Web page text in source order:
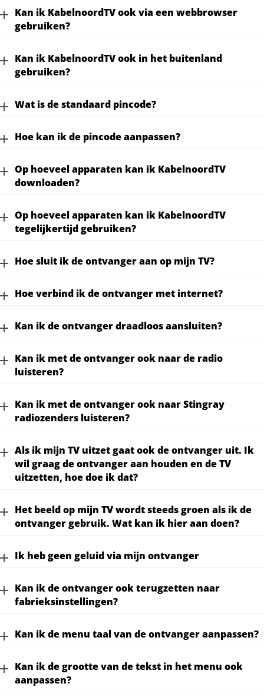
Kan ik KabelnoordTV ook via een webbrowser
gebruiken?
Kan ik KabelnoordTV ook in het buitenland
gebruiken?
Wat is de standaard pincode?
Hoe kan ik de pincode aanpassen?
Op hoeveel apparaten kan ik KabelnoordTV
downloaden?
Op hoeveel apparaten kan ik KabelnoordTV
tegelijkertijd gebruiken?
Hoe sluit ik de ontvanger aan op mijn TV?
Hoe verbind ik de ontvanger met internet?
Kan ik de ontvanger draadloos aansluiten?
Kan ik met de ontvanger ook naar de radio
luisteren?
Kan ik met de ontvanger ook naar Stingray
radiozenders luisteren?
Als ik mijn TV uitzet gaat ook de ontvanger uit. Ik
wil graag de ontvanger aan houden en de TV
uitzetten, hoe doe ik dat?
Het beeld op mijn TV wordt steeds groen als ik de
ontvanger gebruik. Wat kan ik hier aan doen?
Ik heb geen geluid via mijn ontvanger
Kan ik de ontvanger ook terugzetten naar
fabrieksinstellingen?
Kan ik de menu taal van de ontvanger aanpassen?
Kan ik de grootte van de tekst in het menu ook
aanpassen?